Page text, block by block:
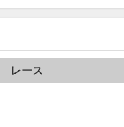
レース